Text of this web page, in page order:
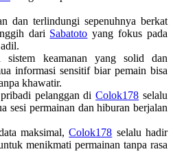
dan terlindungi sepenuhnya berkat
dari Sabatoto yang fokus pada
sistem keamanan yang solid dan
informasi sensitif biar pemain bisa
khawatir.
pelanggan diColok178 selalu
sesi permainan dan hiburan berjalan
maksimal,Colok178 selalu hadir
menikmati permainan tanpa rasa